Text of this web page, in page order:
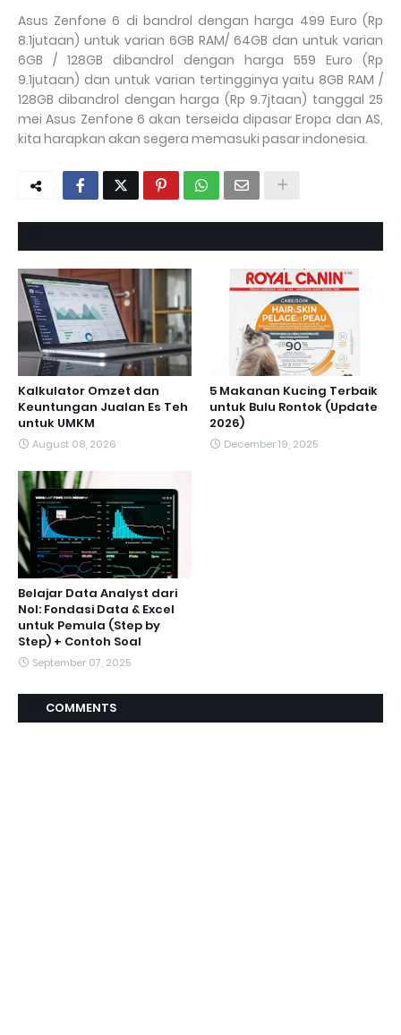
Asus Zenfone 6 di bandrol dengan harga 499 Euro (Rp
8.1jutaan) untuk varian 6GB RAM/ 64GB dan untuk varian
6GB / 128GB dibandrol dengan harga 559 Euro (Rp
9.1jutaan) dan untuk varian tertingginya yaitu 8GB RAM /
128GB dibandrol dengan harga (Rp 9.7jtaan) tanggal 25
mei Asus Zenfone 6 akan terseida dipasar Eropa dan AS,
kita harapkan akan segera memasuki pasar indonesia.
Kalkulator Omzet dan
Keuntungan Jualan Es Teh
untuk UMKM
August 08, 2026
5 Makanan Kucing Terbaik
untuk Bulu Rontok (Update
2026)
December 19, 2025
Belajar Data Analyst dari
Nol: Fondasi Data & Excel
untuk Pemula (Step by
Step) + Contoh Soal
September 07, 2025
COMMENTS